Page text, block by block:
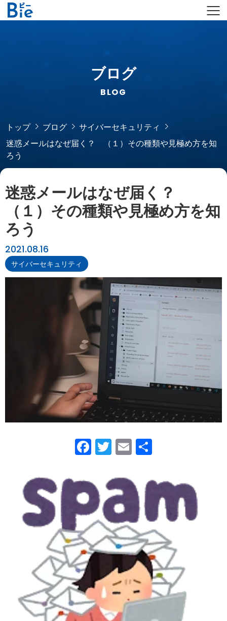
ブログ
BLOG
トップ ブログ
サイバーセキュリティ
迷惑メールはなぜ届く？ （１）その種類や見極め方を知
ろう
迷惑メールはなぜ届く？
（１）その種類や見極め方を知
ろう
2021.08.16
サイバーセキュリティ
Facebook
Twitter
Email